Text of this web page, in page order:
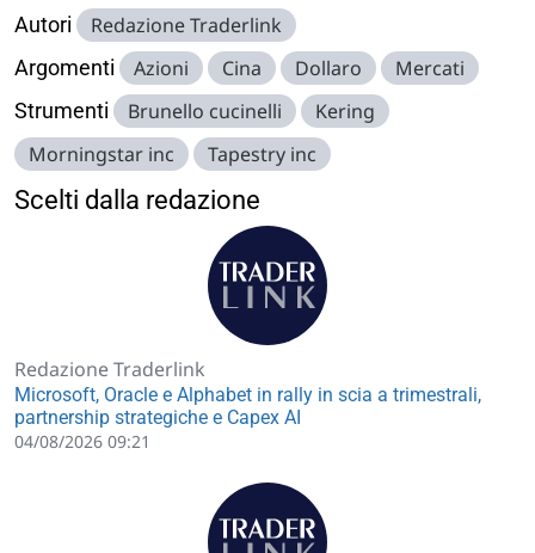
Autori Redazione Traderlink
Argomenti Azioni Cina Dollaro Mercati
Strumenti Brunello cucinelli
Kering
Morningstar inc
Tapestry inc
Scelti dalla redazione
Redazione Traderlink
Microsoft, Oracle e Alphabet in rally in scia a trimestrali,
partnership strategiche e Capex AI
04/08/2026 09:21